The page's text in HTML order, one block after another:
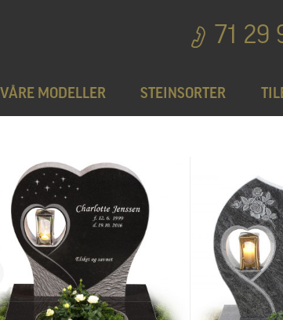
71 29
VÅRE MODELLER STEINSORTER